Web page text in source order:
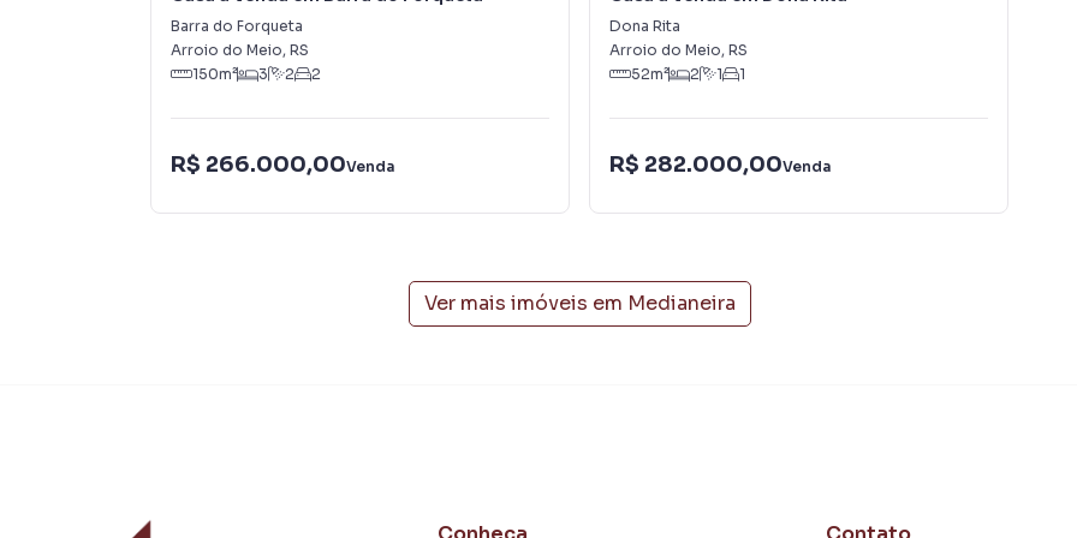
com um time de programadores, corretores treinados e uma central de atendimento preparada para
atender proprietários e inquilinos.
Barra do Forqueta
Arroio do Meio, RS
150m² 3 2 2
R$ 266.000,00Venda
Dona Rita
Arroio do Meio, RS
52m² 2 1 1
R$ 282.000,00Venda
Ver mais imóveis em Medianeira